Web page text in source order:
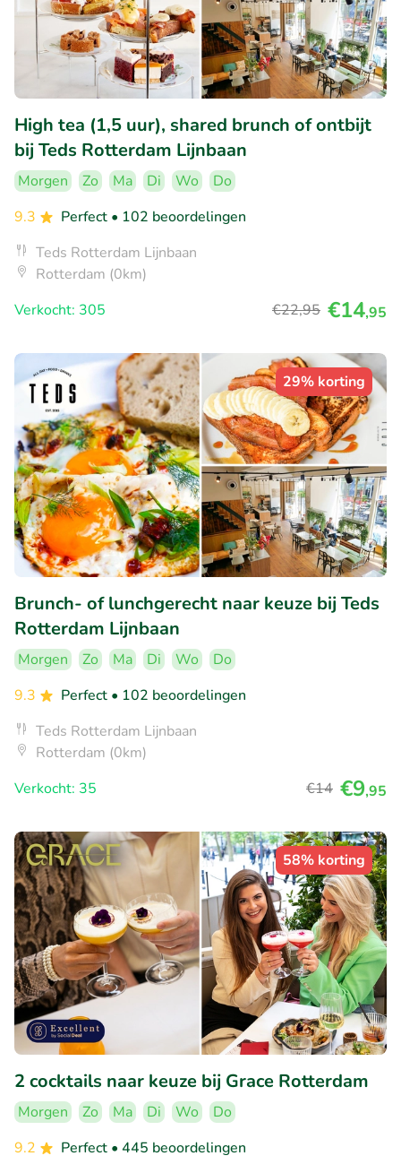
High tea (1,5 uur), shared brunch of ontbijt
bij Teds Rotterdam Lijnbaan
Morgen Zo Ma Di Wo
Do
9.3
Perfect • 102 beoordelingen
Teds Rotterdam Lijnbaan
Rotterdam (0km)
Verkocht: 305
€22,95 €14,95
29% korting
Brunch- of lunchgerecht naar keuze bij Teds
Rotterdam Lijnbaan
Morgen Zo Ma Di Wo
Do
9.3
Perfect • 102 beoordelingen
Teds Rotterdam Lijnbaan
Rotterdam (0km)
Verkocht: 35
€14 €9,95
58% korting
2 cocktails naar keuze bij Grace Rotterdam
Morgen Zo Ma Di Wo
Do
9.2
Perfect • 445 beoordelingen